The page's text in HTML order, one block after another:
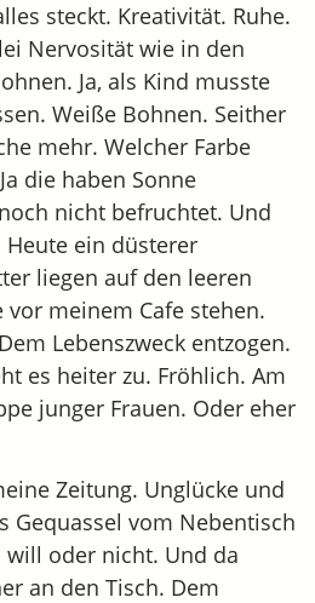
steckt. Kreativität. Ruhe.
Nervosität wie in den
Ja, als Kind musste
Weiße Bohnen. Seither
mehr. Welcher Farbe
die haben Sonne
nicht befruchtet. Und
ein düsterer
liegen auf den leeren
vor meinem Cafe stehen.
Lebenszweck entzogen.
es heiter zu. Fröhlich. Am
junger Frauen. Oder eher
Zeitung. Unglücke und
Gequassel vom Nebentisch
oder nicht. Und da
an den Tisch. Dem